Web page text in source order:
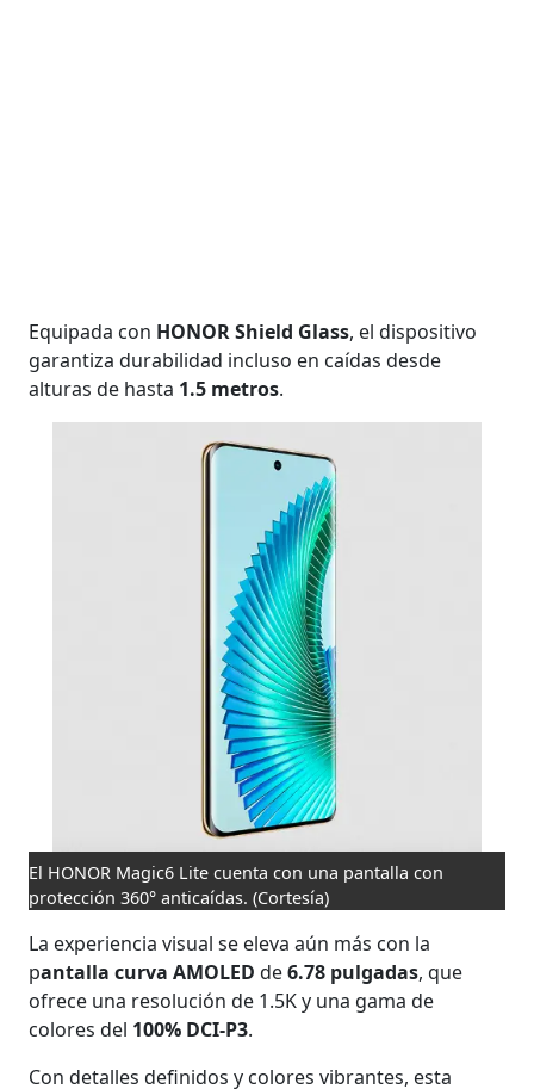
Equipada con HONOR Shield Glass, el dispositivo
garantiza durabilidad incluso en caídas desde
alturas de hasta 1.5 metros.
El HONOR Magic6 Lite cuenta con una pantalla con
protección 360° anticaídas. (Cortesía)
La experiencia visual se eleva aún más con la
pantalla curva AMOLED de6.78 pulgadas, que
ofrece una resolución de 1.5K y una gama de
colores del 100% DCI-P3.
Con detalles definidos y colores vibrantes, esta